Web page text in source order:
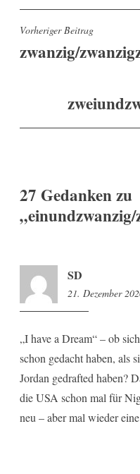
Beitragsnavigation
Vorheriger Beitrag
zwanzig/
27 Gedanken zu
„
SD
21. Dezember
„I have a Dream“ – ob
schon gedacht haben, als
Jordan gedrafted haben?
die USA schon mal für
neu – aber mal wieder